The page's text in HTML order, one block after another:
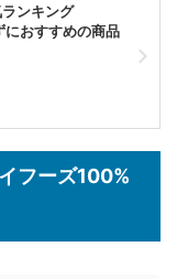
ンキング
おすすめの商品
フーズ100%